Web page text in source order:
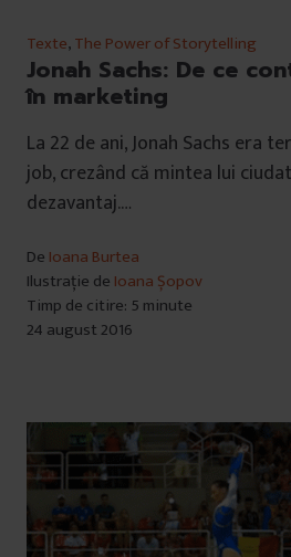
Texte,The Power of Storytelling
Jonah Sachs: De ce
în marketing
La 22 de ani, Jonah Sachs era
job, crezând că mintea lui
dezavantaj.…
De Ioana Burtea
Ilustrație de Ioana Șopov
Timp de citire: 5 minute
24 august 2016